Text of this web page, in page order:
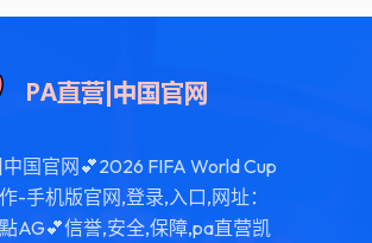
国官网💕2026 FIFA World Cup
-手机版官网,登录,入口,网址：
AG💕信誉,安全,保障,pa直营凯